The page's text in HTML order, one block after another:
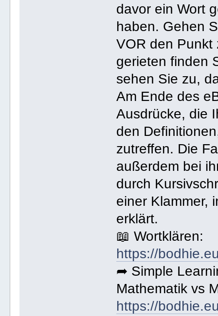
davor ein Wort
haben. Gehen
VOR den Punkt
gerieten finden
sehen Sie zu,
Am Ende des
Ausdrücke, die
den
zutreffen. Die
außerdem bei
durch
einer Klammer,
erklärt.
📖 Wortklären:
https://
➦ Simple
Mathematik vs
https://